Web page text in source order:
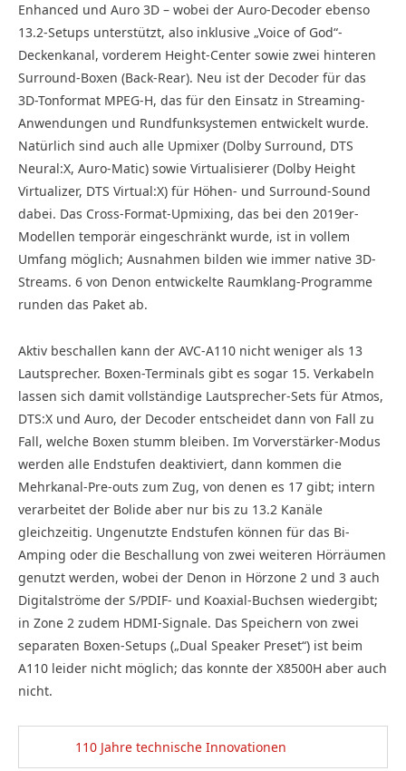
Enhanced und Auro 3D – wobei der Auro-Decoder ebenso
13.2-Setups unterstützt, also inklusive „Voice of God“-
Deckenkanal, vorderem Height-Center sowie zwei hinteren
Surround-Boxen (Back-Rear). Neu ist der Decoder für das
3D-Tonformat MPEG-H, das für den Einsatz in Streaming-
Anwendungen und Rundfunksystemen entwickelt wurde.
Natürlich sind auch alle Upmixer (Dolby Surround, DTS
Neural:X, Auro-Matic) sowie Virtualisierer (Dolby Height
Virtualizer, DTS Virtual:X) für Höhen- und Surround-Sound
dabei. Das Cross-Format-Upmixing, das bei den 2019er-
Modellen temporär eingeschränkt wurde, ist in vollem
Umfang möglich; Ausnahmen bilden wie immer native 3D-
Streams. 6 von Denon entwickelte Raumklang-Programme
runden das Paket ab.
Aktiv beschallen kann der AVC-A110 nicht weniger als 13
Lautsprecher. Boxen-Terminals gibt es sogar 15. Verkabeln
lassen sich damit vollständige Lautsprecher-Sets für Atmos,
DTS:X und Auro, der Decoder entscheidet dann von Fall zu
Fall, welche Boxen stumm bleiben. Im Vorverstärker-Modus
werden alle Endstufen deaktiviert, dann kommen die
Mehrkanal-Pre-outs zum Zug, von denen es 17 gibt; intern
verarbeitet der Bolide aber nur bis zu 13.2 Kanäle
gleichzeitig. Ungenutzte Endstufen können für das Bi-
Amping oder die Beschallung von zwei weiteren Hörräumen
genutzt werden, wobei der Denon in Hörzone 2 und 3 auch
Digital­ströme der S/PDIF- und Koaxial-Buchsen wiedergibt;
in Zone 2 zudem HDMI-Signale. Das Speichern von zwei
separaten Boxen-Setups („Dual Speaker Preset“) ist beim
A110 leider nicht möglich; das konnte der X8500H aber auch
nicht.
110 Jahre technische Innovationen